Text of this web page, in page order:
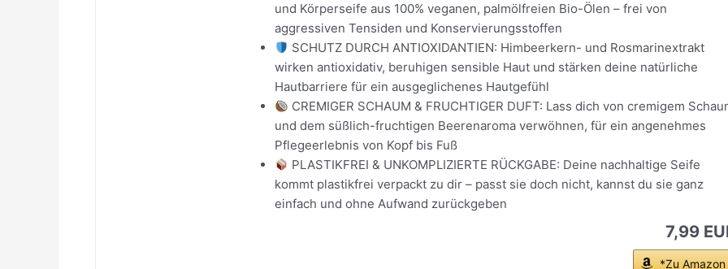
und Körperseife aus 100% veganen, palmölfreien Bio-Ölen – frei von
aggressiven Tensiden und Konservierungsstoffen
SCHUTZ DURCH ANTIOXIDANTIEN: Himbeerkern- und Rosmarinextrakt
wirken antioxidativ, beruhigen sensible Haut und stärken deine natürliche
Hautbarriere für ein ausgeglichenes Hautgefühl
CREMIGER SCHAUM & FRUCHTIGER DUFT: Lass dich von cremigem
und dem süßlich-fruchtigen Beerenaroma verwöhnen, für ein angenehmes
Pflegeerlebnis von Kopf bis Fuß
PLASTIKFREI & UNKOMPLIZIERTE RÜCKGABE: Deine nachhaltige Seife
kommt plastikfrei verpackt zu dir – passt sie doch nicht, kannst du sie ganz
einfach und ohne Aufwand zurückgeben
7,99
*Zu Amazon